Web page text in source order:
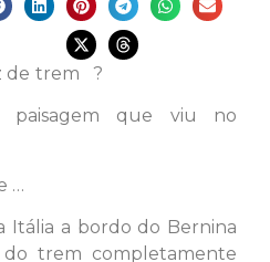
de trem ?
paisagem que viu no
…
Itália a bordo do Bernina
do trem completamente